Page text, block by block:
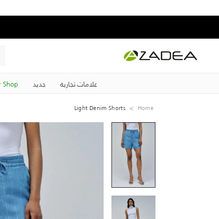
علامات تجارية جديد Shop
Home
Light Denim Shorts